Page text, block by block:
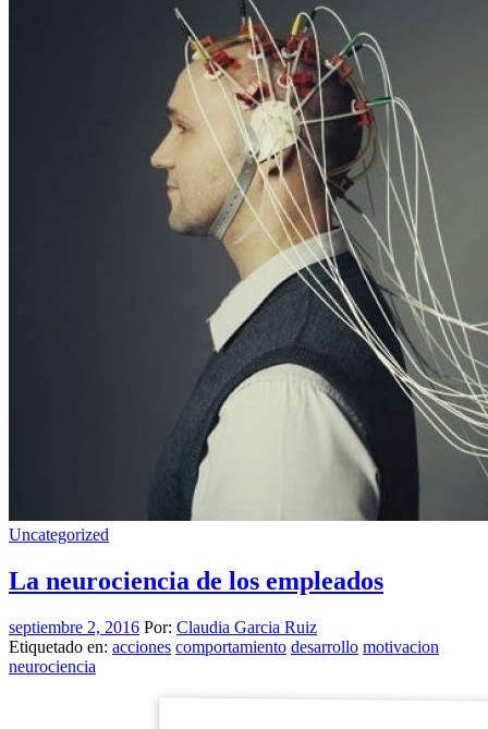
Uncategorized
La neurociencia de los empleados
septiembre 2, 2016 Por: Claudia Garcia Ruiz
Etiquetado en: acciones comportamiento desarrollo motivacion
neurociencia